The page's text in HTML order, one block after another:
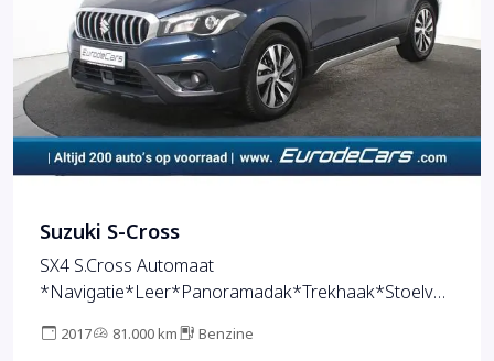
Suzuki S-Cross
SX4 S.Cross Automaat
*Navigatie*Leer*Panoramadak*Trekhaak*Stoelver
2017 81.000 km Benzine